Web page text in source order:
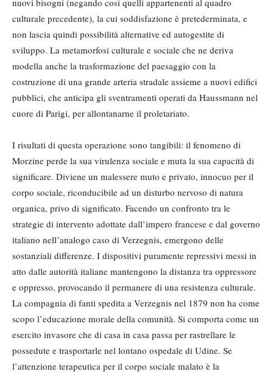
nuovi bisogni (negando cosi quelli appartenenti al quadro
culturale precedente), la cui soddisfazione è pretederminata, e
non lascia quindi possibilità alternative ed autogestite di
sviluppo. La metamorfosi culturale e sociale che ne deriva
modella anche la trasformazione del paesaggio con la
costruzione di una grande arteria stradale assieme a nuovi edifici
pubblici, che anticipa gli sventramenti operati da Haussmann nel
cuore di Parigi, per allontanarne il proletariato.
I risultati di questa operazione sono tangibili: il fenomeno di
Morzine perde la sua virulenza sociale e muta la sua capacità di
significare. Diviene un malessere muto e privato, innocuo per il
corpo sociale, riconducibile ad un disturbo nervoso di natura
organica, privo di significato. Facendo un confronto tra le
strategie di intervento adottate dall’impero francese e dal governo
italiano nell’analogo caso di Verzegnis, emergono delle
sostanziali differenze. I dispositivi puramente repressivi messi in
atto dalle autorità italiane mantengono la distanza tra oppressore
e oppresso, provocando il permanere di una resistenza culturale.
La compagnia di fanti spedita a Verzegnis nel 1879 non ha come
scopo l’educazione morale della comunità. Si comporta come un
esercito invasore che di casa in casa passa per rastrellare le
possedute e trasportarle nel lontano ospedale di Udine. Se
l’attenzione terapeutica per il corpo sociale malato è la